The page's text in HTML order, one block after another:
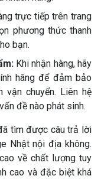
trực tiếp trên trang
phương thức thanh
bạn.
Khi nhận hàng, hãy
hãng để đảm bảo
vận chuyển. Liên hệ
đề nào phát sinh.
tìm được câu trả lời
Nhật nội địa không.
về chất lượng tuy
cao và đặc biệt khá